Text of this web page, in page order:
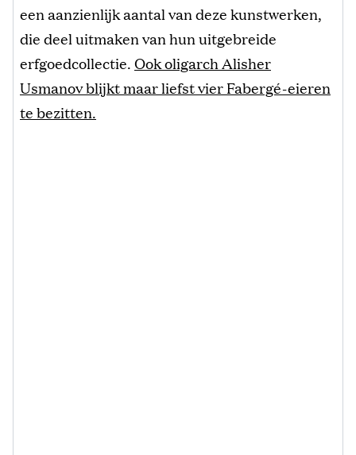
een aanzienlijk aantal van deze kunstwerken,
die deel uitmaken van hun uitgebreide
erfgoedcollectie.Ook oligarch Alisher
Usmanov blijkt maar liefst vier Fabergé-eieren
te bezitten.